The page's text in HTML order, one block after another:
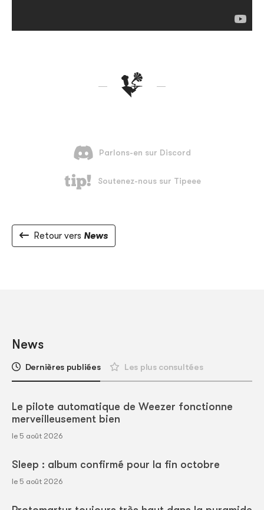
Retour vers News
News
Dernières publiées Les plus consultées
Le pilote automatique de Weezer fonctionne
merveilleusement bien
le 5 août 2026
Sleep : album confirmé pour la fin octobre
le 5 août 2026